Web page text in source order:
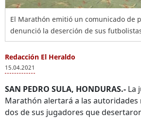
El Marathón emitió un comunicado de
denunció la deserción de sus
Redacción El Heraldo
15.04.2021
SAN PEDRO SULA, HONDURAS.- La
Marathón alertará a las
dos de sus jugadores que